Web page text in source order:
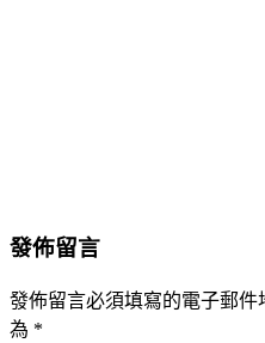
發佈留言
發佈留言必須填寫的電子郵件
為 *